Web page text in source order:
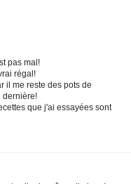
pas mal!
régal!
il me reste des pots de
dernière!
que j'ai essayées sont